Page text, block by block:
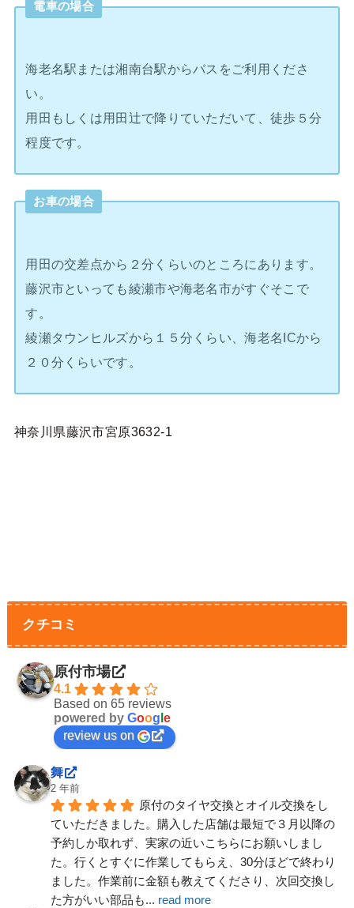
電車の場合
海老名駅または湘南台駅からバスをご利用くださ
い。
用田もしくは用田辻で降りていただいて、徒歩５分
程度です。
お車の場合
用田の交差点から２分くらいのところにあります。
藤沢市といっても綾瀬市や海老名市がすぐそこで
す。
綾瀬タウンヒルズから１５分くらい、海老名ICから
２０分くらいです。
神奈川県藤沢市宮原3632-1
クチコミ
原付市場
4.1
Based on 65 reviews
powered by Goog e
review us on
舞
2 年前
原付のタイヤ交換とオイル交換をし
ていただきました。購入した店舗は最短で３月以降の
予約しか取れず、実家の近いこちらにお願いしまし
た。行くとすぐに作業してもらえ、30分ほどで終わり
ました。作業前に金額も教えてくださり、次回交換し
た方がいい部品も... read more